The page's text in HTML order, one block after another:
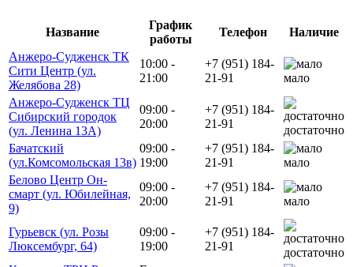
Название
График
работы
Телефон
Наличие
Анжеро-Судженск ТК
Сити Центр (ул.
Желябова 28)
10:00 -
21:00
+7 (951) 184-
21-91
мало
Анжеро-Судженск ТЦ
Сибирский городок
(ул. Ленина 13А)
09:00 -
20:00
+7 (951) 184-
21-91
достаточно
Бачатский
(ул.Комсомольская 13в)
09:00 -
19:00
+7 (951) 184-
21-91
мало
Белово Центр Он-
смарт (ул. Юбилейная,
9)
09:00 -
20:00
+7 (951) 184-
21-91
мало
Гурьевск (ул. Розы
Люксембург, 64)
09:00 -
19:00
+7 (951) 184-
21-91
достаточно